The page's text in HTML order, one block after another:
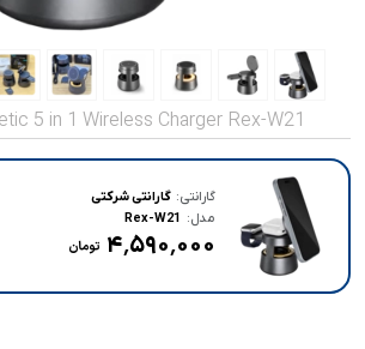
5 in 1 Wireless Charger Rex-W21
گارانتی: گارانتی شرکتی
مدل: Rex-W21
۴٬۵۹۰٬۰۰۰